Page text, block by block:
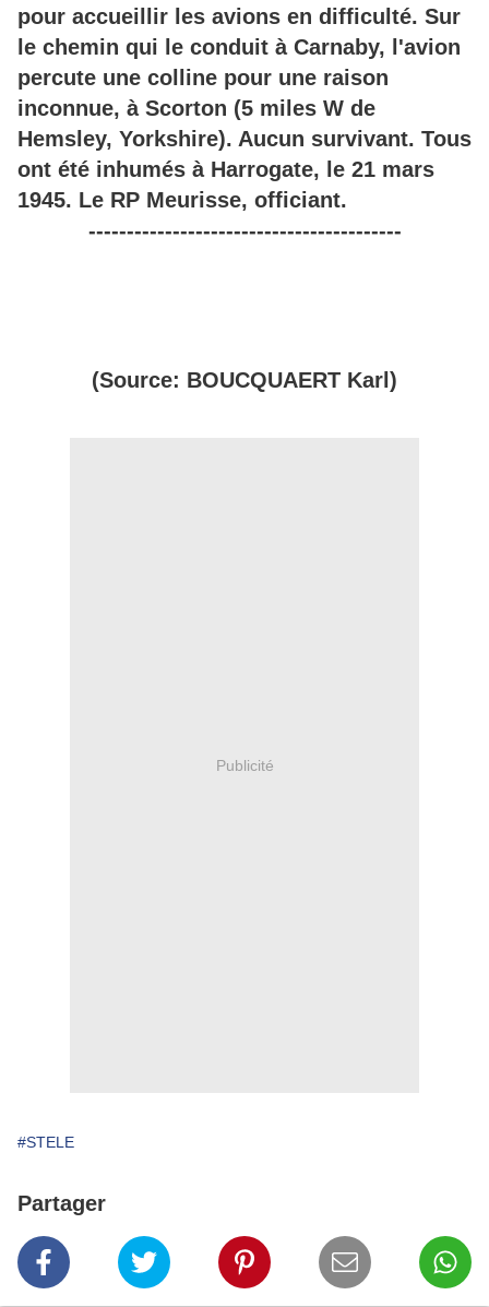
pour accueillir les avions en difficulté. Sur
le chemin qui le conduit à Carnaby, l'avion
percute une colline pour une raison
inconnue, à Scorton (5 miles W de
Hemsley, Yorkshire). Aucun survivant. Tous
ont été inhumés à Harrogate, le 21 mars
1945. Le RP Meurisse, officiant.
-----------------------------------------
(Source: BOUCQUAERT Karl)
Publicité
#STELE
Partager